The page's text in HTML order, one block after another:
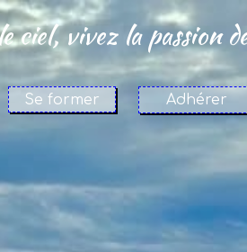
Se former Adhérer
ciel, vivez la passion